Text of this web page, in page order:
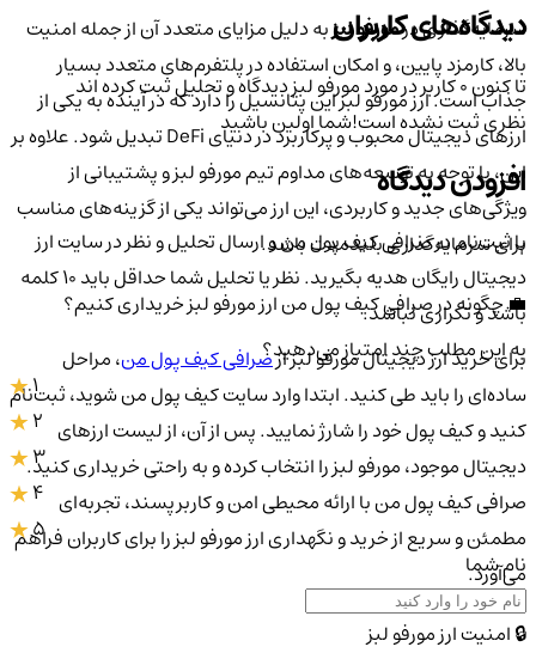
سرمایه‌گذاری درمورفو لبزبه دلیل مزایای متعدد آن از جمله امنیت
بالا، کارمزد پایین، و امکان استفاده در پلتفرم‌های متعدد بسیار
جذاب است. ارز مورفو لبز این پتانسیل را دارد که در آینده به یکی از
ارزهای دیجیتال محبوب و پرکاربرد در دنیای DeFi تبدیل شود. علاوه بر
این، با توجه به توسعه‌های مداوم تیم مورفو لبز و پشتیبانی از
ویژگی‌های جدید و کاربردی، این ارز می‌تواند یکی از گزینه‌های مناسب
برای سرمایه‌گذاری بلندمدت باشد.
💼 چگونه در صرافی کیف پول من ارز مورفو لبز خریداری کنیم؟
برای خرید ارز دیجیتال مورفو لبز ازصرافی کیف پول من، مراحل
ساده‌ای را باید طی کنید. ابتدا وارد سایت کیف پول من شوید، ثبت‌نام
کنید و کیف پول خود را شارژ نمایید. پس از آن، از لیست ارزهای
دیجیتال موجود، مورفو لبز را انتخاب کرده و به راحتی خریداری کنید.
صرافی کیف پول من با ارائه محیطی امن و کاربرپسند، تجربه‌ای
مطمئن و سریع از خرید و نگهداری ارز مورفو لبز را برای کاربران فراهم
می‌آورد.
🔒 امنیت ارز مورفو لبز
دیدگاه‌های کاربران
تا کنون 0 کاربر در مورد مورفو لبزدیدگاه و تحلیل ثبت کرده اند
نظری ثبت نشده است!شما اولین باشید
افزودن دیدگاه
با ثبت‌نام در صرافی کیف پول من و ارسال تحلیل و نظر در سایت ارز
دیجیتال رایگان هدیه بگیرید. نظر یا تحلیل شما حداقل باید ۱۰ کلمه
باشد و تکراری نباشد.
به این مطلب چند امتیاز می‌دهید؟
1
3
4
5
نام شما